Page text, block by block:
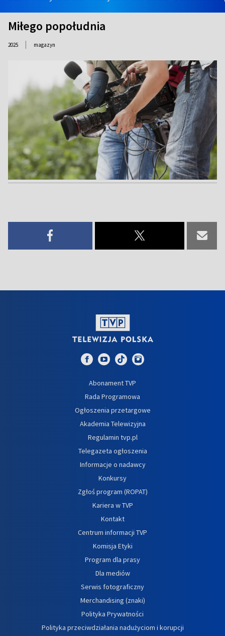
Miłego popołudnia
2025 | magazyn
Abonament TVP
Rada Programowa
Ogłoszenia przetargowe
Akademia Telewizyjna
Regulamin tvp.pl
Telegazeta ogłoszenia
Informacje o nadawcy
Konkursy
Zgłoś program (ROPAT)
Kariera w TVP
Kontakt
Centrum informacji TVP
Komisja Etyki
Program dla prasy
Dla mediów
Serwis fotograficzny
Merchandising (znaki)
Polityka Prywatności
Polityka przeciwdziałania nadużyciom i korupcji